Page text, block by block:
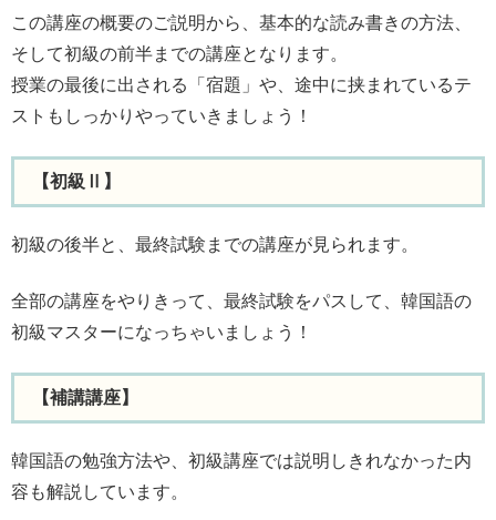
この講座の概要のご説明から、基本的な読み書きの方法、
そして初級の前半までの講座となります。
授業の最後に出される「宿題」や、途中に挟まれているテ
ストもしっかりやっていきましょう！
【初級Ⅱ】
初級の後半と、最終試験までの講座が見られます。
全部の講座をやりきって、最終試験をパスして、韓国語の
初級マスターになっちゃいましょう！
【補講講座】
韓国語の勉強方法や、初級講座では説明しきれなかった内
容も解説しています。